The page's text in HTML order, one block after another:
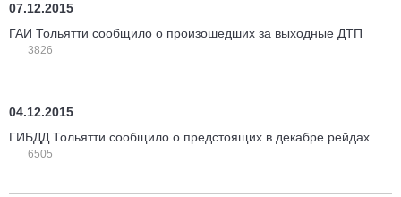
07.12.2015
ГАИ Тольятти сообщило о произошедших за выходные ДТП
3826
04.12.2015
ГИБДД Тольятти сообщило о предстоящих в декабре рейдах
6505